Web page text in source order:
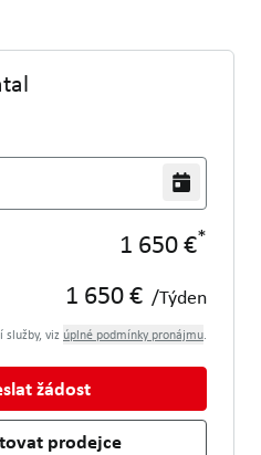
1 650 €*
1 650 € /Týden
služby, viz úplné podmínky pronájmu.
žádost
prodejce